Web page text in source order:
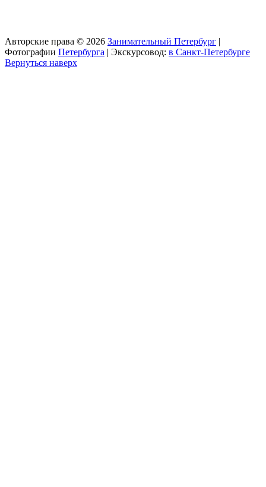
Авторские права © 2026 Занимательный Петербург |
Фотографии Петербурга | Экскурсовод: в Санкт-Петербурге
Вернуться наверх